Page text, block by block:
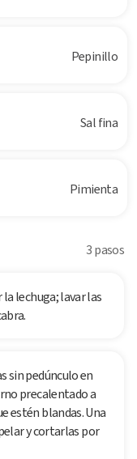
Pepinillo
Sal fina
Pimienta
3 pasos
lechuga; lavar las
sin pedúnculo en
precalentado a
estén blandas. Una
y cortarlas por